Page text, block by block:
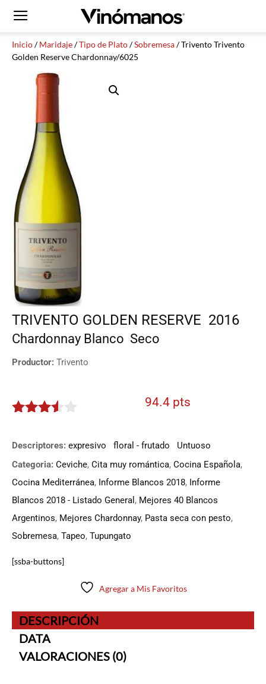
Inicio/Maridaje/Tipo de Plato/Sobremesa/ Trivento Trivento
Golden Reserve Chardonnay/6025
TRIVENTO GOLDEN RESERVE 2016
Chardonnay Blanco Seco
Productor: Trivento
94.4 pts
Descriptores: expresivo floral - frutado
Untuoso
Categoria: Ceviche, Cita muy romántica, Cocina Española,
Cocina Mediterránea, Informe Blancos 2018, Informe
Blancos 2018 - Listado General , Mejores 40 Blancos
Argentinos, Mejores Chardonnay, Pasta seca con pesto,
Sobremesa, Tapeo, Tupungato
[ssba-buttons]
Agregar a Mis Favoritos
DESCRIPCIÓN
DATA
VALORACIONES (0)